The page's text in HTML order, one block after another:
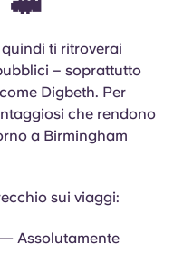
ti ritroverai
– soprattutto
Digbeth. Per
che rendono
a Birmingham
sui viaggi:
— Assolutamente